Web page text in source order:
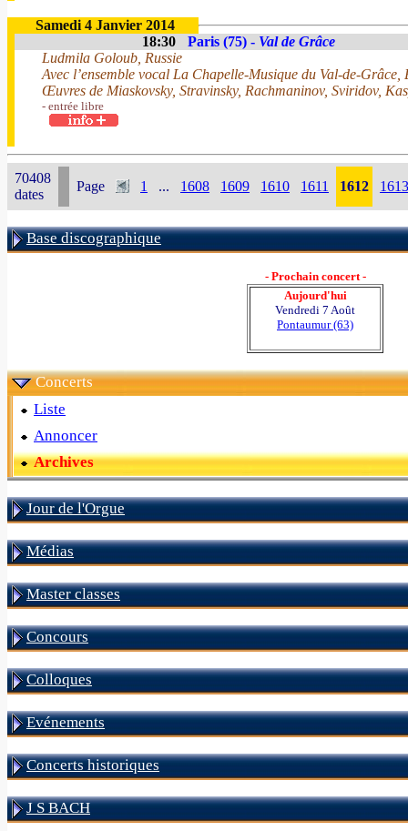
Samedi 4 Janvier 2014
18:30
Paris (75) - Val de Grâce
Ludmila Goloub, Russie
Avec l’ensemble vocal La Chapelle-Musique du Val-de-Grâce,
Œuvres de Miaskovsky, Stravinsky, Rachmaninov, Sviridov,
- entrée libre
70408
dates
Page 1 ... 1608 1609 1610 1611 1612 1613
Base discographique
- Prochain concert -
Aujourd'hui
Vendredi 7 Août
Pontaumur (63)
Concerts
Liste
Annoncer
Archives
Jour de l'Orgue
Médias
Master classes
Concours
Colloques
Evénements
Concerts historiques
J S BACH